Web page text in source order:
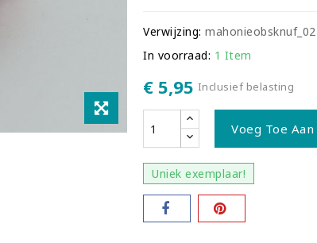
Verwijzing: mahonieobsknuf_02
In voorraad: 1 Item
€ 5,95 Inclusief belasting
Voeg Toe
Uniek exemplaar!